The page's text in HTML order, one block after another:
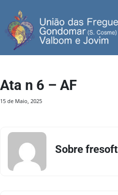
Ata n 6 – AF
15 de Maio, 2025
Sobre fresoft